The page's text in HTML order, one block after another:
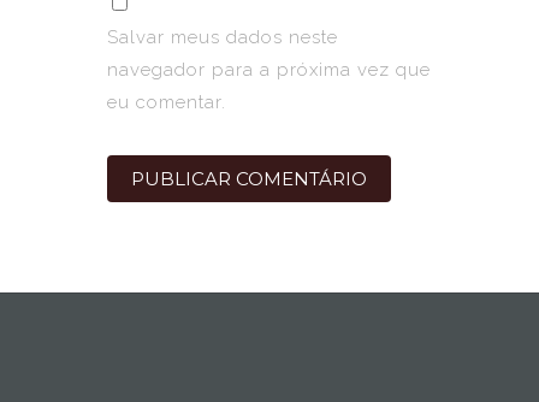
Salvar meus dados neste
navegador para a próxima vez que
eu comentar.